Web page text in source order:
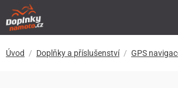
Úvod Doplňky a příslušenství GPS